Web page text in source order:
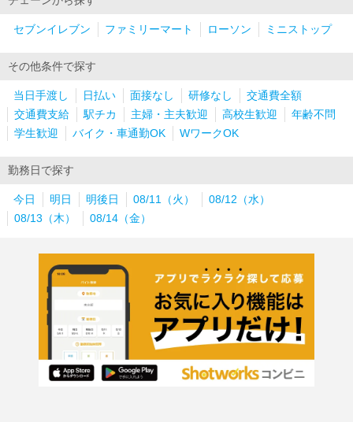
セブンイレブン ファミリーマート ローソン ミニストップ
その他条件で探す
当日手渡し 日払い 面接なし 研修なし
交通費全額
交通費支給
駅チカ 主婦・主夫歓迎 高校生歓迎
年齢不問
学生歓迎
バイク・車通勤OK WワークOK
勤務日で探す
今日 明日 明後日 08/11（火）
08/12（水）
08/13（木）
08/14（金）